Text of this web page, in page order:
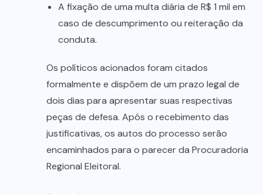
A fixação de uma multa diária de R$ 1 mil em
caso de descumprimento ou reiteração da
conduta.
Os políticos acionados foram citados
formalmente e dispõem de um prazo legal de
dois dias para apresentar suas respectivas
peças de defesa. Após o recebimento das
justificativas, os autos do processo serão
encaminhados para o parecer da Procuradoria
Regional Eleitoral.